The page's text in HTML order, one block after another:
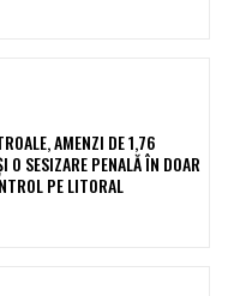
AMENZI DE 1,76
O SESIZARE PENALĂ ÎN DOAR
PE LITORAL